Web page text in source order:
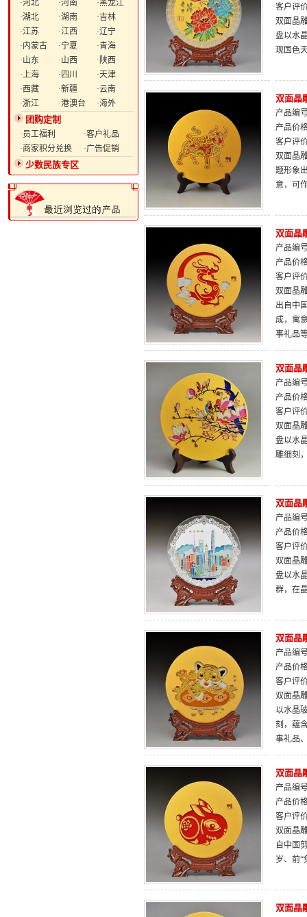
·河北
·河南
·黑龙江
·湖北
·湖南
·吉林
·江苏
·江西
·辽宁
·内蒙古
·宁夏
·青海
·山东
·山西
·陕西
·上海
·四川
·天津
·西藏
·新疆
·云南
·浙江
·港澳台 ·海外
团购定制
·员工福利
·客户礼品
·商家积分兑换
·广告促销
少数民族专区
客户评
双面晶
盘以水
现国色
双面晶
产品编
产品价
客户评
双面晶
题形象
意，可
双面晶
产品编
产品价
客户评
双面晶
出自中
成，寓
事礼品
双面晶
产品编
产品价
客户评
双面晶
盘以水
雕细刻
双面晶
产品编
产品价
客户评
双面晶
盘以水
群，在
双面晶
产品编
产品价
客户评
双面晶
以水晶
刻，蕴
事礼品
双面晶
产品编
产品价
客户评
双面晶
自中国
岁、前
双面晶